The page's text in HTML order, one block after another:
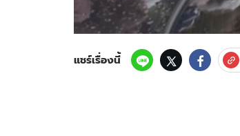
แชร์เรื่องนี้